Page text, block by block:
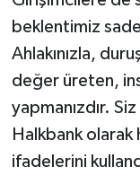
beklentimiz
Ahlakınızla,
değer üreten,
yapmanızdır.
Halkbank olarak
ifadelerini